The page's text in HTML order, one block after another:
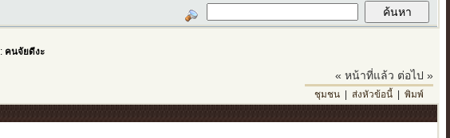
คนจัยดีงะ
« หน้าที่แล้ว ต่อไป »
ชุมชน| ส่งหัวข้อนี้| พิมพ์